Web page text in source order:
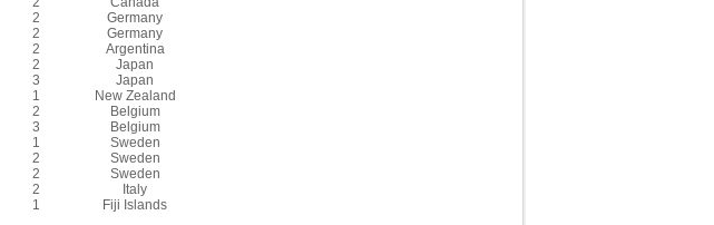
2
Germany
2
Germany
2
Argentina
2
Japan
3
Japan
1
New Zealand
2
Belgium
3
Belgium
1
Sweden
2
Sweden
2
Sweden
2
Italy
1
Fiji Islands